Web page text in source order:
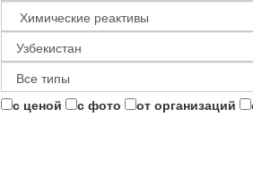
с ценой с фото от организаций